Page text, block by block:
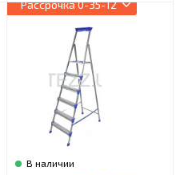
Рассрочка0-35-12
В наличии